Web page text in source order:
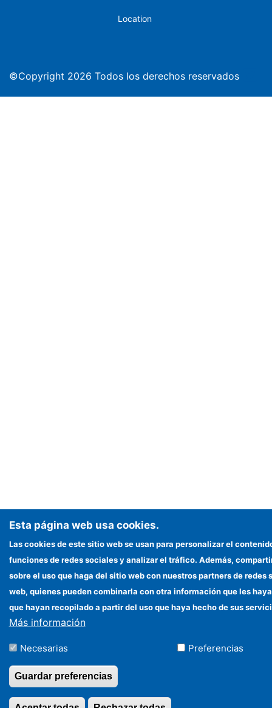
Location
©Copyright 2026 Todos los derechos reservados
Esta página web usa cookies.
Las cookies de este sitio web se usan para personalizar el
funciones de redes sociales y analizar el tráfico. Además,
sobre el uso que haga del sitio web con nuestros partners de redes
web, quienes pueden combinarla con otra información que les
que hayan recopilado a partir del uso que haya hecho de sus
Más información
Necesarias Preferencias
Guardar preferencias